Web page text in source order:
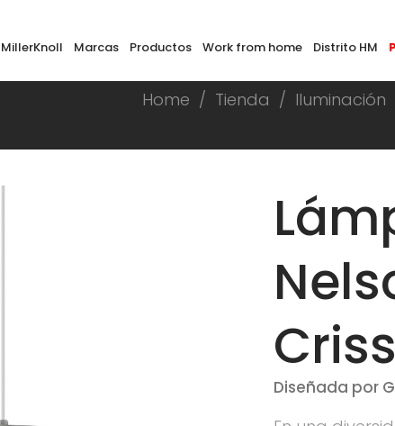
MillerKnoll Marcas Productos Work from home Distrito HM
Home / Tienda / Iluminación
Diseñada por